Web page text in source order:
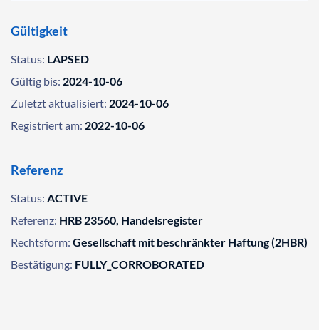
Gültigkeit
Status: LAPSED
Gültig bis: 2024-10-06
Zuletzt aktualisiert: 2024-10-06
Registriert am: 2022-10-06
Referenz
Status: ACTIVE
Referenz: HRB 23560, Handelsregister
Rechtsform: Gesellschaft mit beschränkter Haftung (2HBR)
Bestätigung: FULLY_CORROBORATED